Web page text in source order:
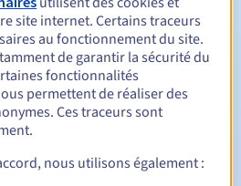
Entre 1 et 9 ans
site internet. Certains traceurs
au fonctionnement du site.
de garantir la sécurité du
fonctionnalités
permettent de réaliser des
Ces traceurs sont
nous utilisons également :